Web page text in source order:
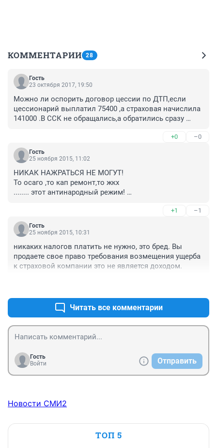
КОММЕНТАРИИ 28
Гость
23 октября 2017, 19:50
Можно ли оспорить договор цессии по ДТП,если
цессионарий выплатил 75400 ,а страховая начислила
141000 .В ССК не обращались,а обратились сразу
+0 –0
Гость
25 ноября 2015, 11:02
НИКАК НАЖРАТЬСЯ НЕ МОГУТ!
То осаго ,то кап ремонт,то жкх
........ этот антинародный режим!
+1 –1
Гость
25 ноября 2015, 10:31
никаких налогов платить не нужно, это бред. Вы
продаете свое право требования возмещения ущерба
к страховой компании это не является доходом.
Читать все комментарии
Гость
Войти
Отправить
Новости СМИ2
ТОП 5